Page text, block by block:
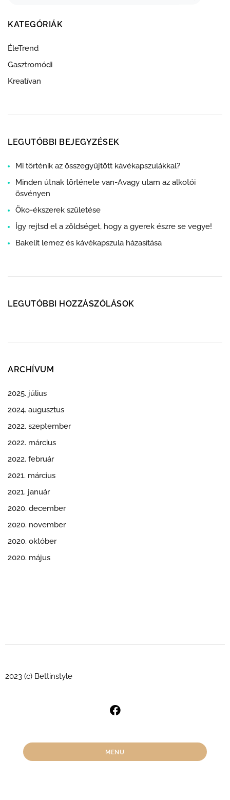
KATEGÓRIÁK
ÉleTrend
Gasztromódi
Kreatívan
LEGUTÓBBI BEJEGYZÉSEK
Mi történik az összegyűjtött kávékapszulákkal?
Minden útnak története van-Avagy utam az alkotói
ösvényen
Öko-ékszerek születése
Így rejtsd el a zöldséget, hogy a gyerek észre se vegye!
Bakelit lemez és kávékapszula házasítása
LEGUTÓBBI HOZZÁSZÓLÁSOK
ARCHÍVUM
2025. július
2024. augusztus
2022. szeptember
2022. március
2022. február
2021. március
2021. január
2020. december
2020. november
2020. október
2020. május
2023 (c) Bettinstyle
MENU